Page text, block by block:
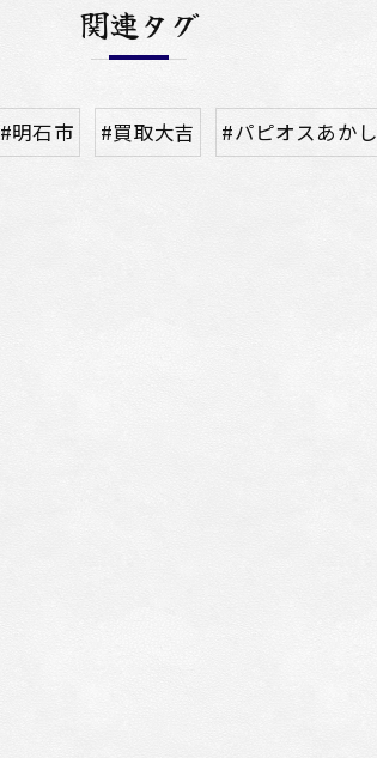
関連タグ
#明石市 #買取大吉 #パピオスあかし